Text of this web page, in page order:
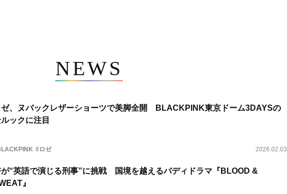
NEWS
ゼ、ヌバックレザーショーツで美脚全開 BLACKPINK東京ドーム3DAYSの
ックに注目
#ロゼ 2026.02.03
“英語で演じる刑事”に挑戦 国境を越えるバディドラマ『BLOOD &
』